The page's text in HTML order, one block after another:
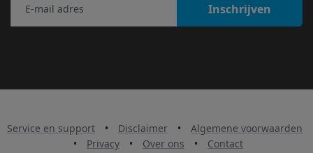
Inschrijven
Service en support • Disclaimer •
Algemene voorwaarden
•
Privacy • Over ons • Contact